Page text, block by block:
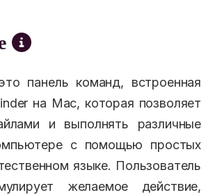
панель команд, встроенная
на Mac, которая позволяет
и выполнять различные
с помощью простых
языке. Пользователь
желаемое действие,